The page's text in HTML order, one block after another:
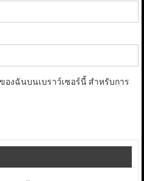
องฉันบนเบราว์เซอร์นี้ สำหรับการ